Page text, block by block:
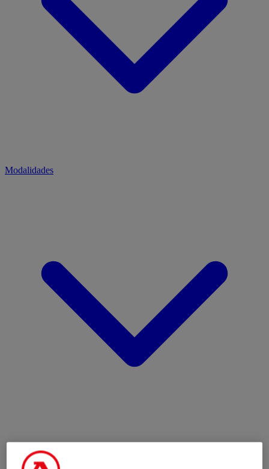
Modalidades